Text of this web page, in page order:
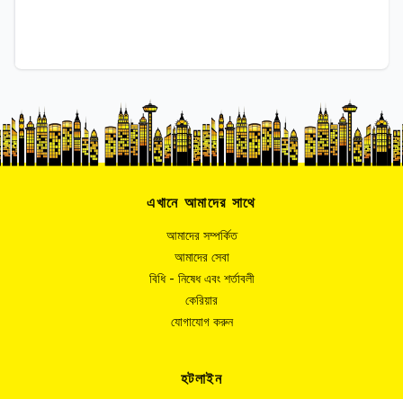
এখানে আমাদের সাথে
আমাদের সম্পর্কিত
আমাদের সেবা
বিধি - নিষেধ এবং শর্তাবলী
কেরিয়ার
যোগাযোগ করুন
হটলাইন